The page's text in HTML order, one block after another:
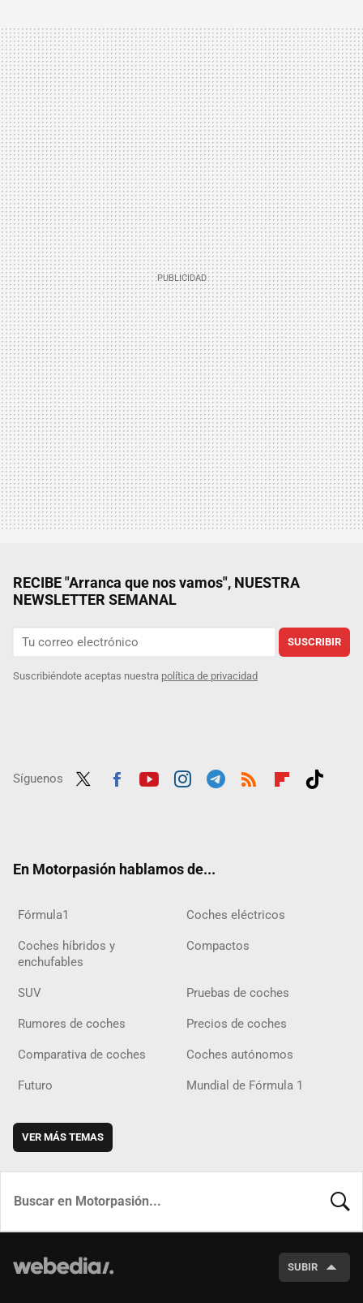
RECIBE "Arranca que nos vamos", NUESTRA
NEWSLETTER SEMANAL
SUSCRIBIR
Suscribiéndote aceptas nuestra política de privacidad
Síguenos
En Motorpasión hablamos de...
Fórmula1 Coches eléctricos
Coches híbridos y
enchufables
Compactos
SUV Pruebas de coches
Rumores de coches Precios de coches
Comparativa de coches Coches autónomos
Futuro Mundial de Fórmula 1
VER MÁS TEMAS
SUBIR